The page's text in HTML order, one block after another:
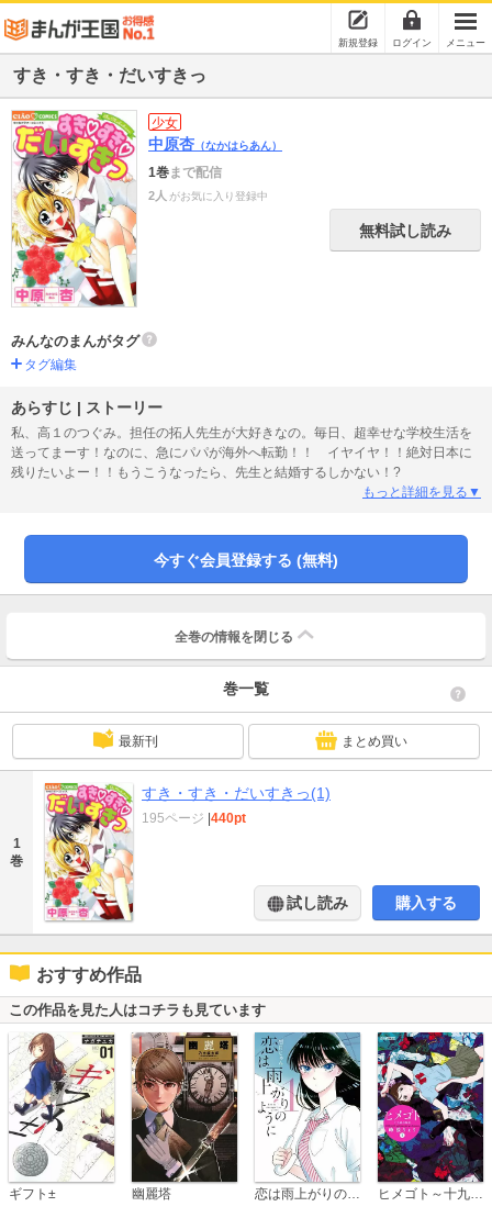
新規登録 ログイン メニュー
すき・すき・だいすきっ
少女
中原杏 （なかはらあん）
1巻まで配信
2人 がお気に入り登録中
無料試し読み
みんなのまんがタグ
タグ編集
あらすじ | ストーリー
私、高１のつぐみ。担任の拓人先生が大好きなの。毎日、超幸せな学校生活を
送ってまーす！なのに、急にパパが海外へ転勤！！ イヤイヤ！！絶対日本に
残りたいよー！！もうこうなったら、先生と結婚するしかない！?
もっと詳細を見る▼
今すぐ会員登録する (無料)
全巻の情報を 閉じる
巻一覧
最新刊 まとめ買い
1
巻
すき・すき・だいすきっ(1)
195ページ |440pt
試し読み 購入する
おすすめ作品
この作品を見た人はコチラも見ています
ギフト± 幽麗塔